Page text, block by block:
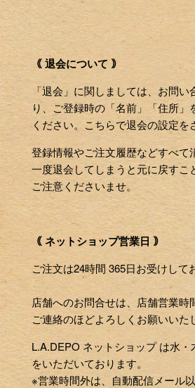
｟ 退会について ｠
「退会」に関しましては、お問い
り、ご登録時の「名前」「住所」
ください。こちらで退会の設定を
登録情報やご注文履歴などすべて
一度退会してしまうと元に戻すこ
ご注意くださいませ。
｟ ネットショップ営業日 ｠
ご注文は24時間 365日お受けして
店舗へのお問合せは、店舗営業時
ご連絡のほどよろしくお願いいた
L.A.DEPO ネットショップ は水
をいただいております。
※営業時間外は、自動配信メール